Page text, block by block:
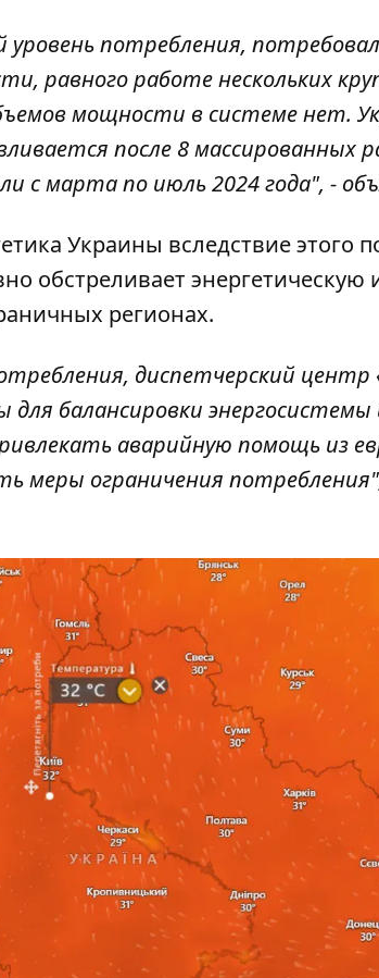
потребления,
равного работе нескольких
мощности в системе нет.
после 8 массированных
с марта по июль 2024 года", -
Украины вследствие этого
обстреливает энергетическую
регионах.
диспетчерский центр
балансировки энергосистемы
аварийную помощь из
меры ограничения